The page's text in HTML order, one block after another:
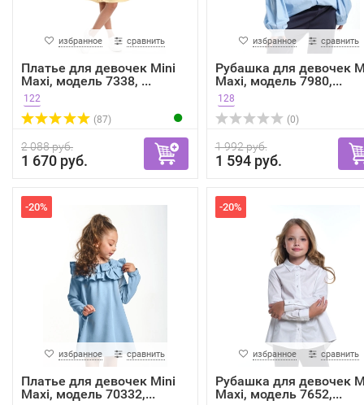
избранное сравнить
Платье для девочек Mini
Maxi, модель 7338, ...
122
(87)
2 088 руб.
1 670 руб.
избранное сравнить
Рубашка для девочек
Maxi, модель 7980,...
128
(0)
1 992 руб.
1 594 руб.
-20%
избранное сравнить
Платье для девочек Mini
Maxi, модель 70332,...
-20%
избранное сравнить
Рубашка для девочек
Maxi, модель 7652,...